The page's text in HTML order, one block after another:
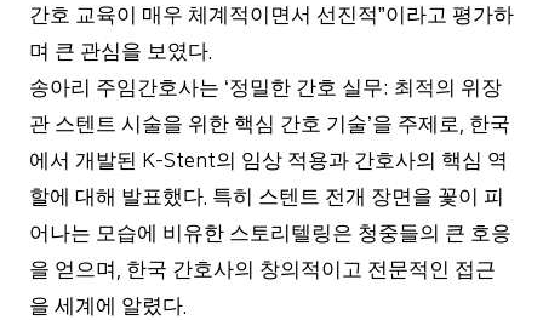
간호 교육이 매우 체계적이면서 선진적”이라고 평가하
며 큰 관심을 보였다.
송아리 주임간호사는 ‘정밀한 간호 실무: 최적의 위장
관 스텐트 시술을 위한 핵심 간호 기술’을 주제로, 한국
에서 개발된 K-Stent의 임상 적용과 간호사의 핵심 역
할에 대해 발표했다. 특히 스텐트 전개 장면을 꽃이 피
어나는 모습에 비유한 스토리텔링은 청중들의 큰 호응
을 얻으며 , 한국 간호사의 창의적이고 전문적인 접근
을 세계에 알렸다.